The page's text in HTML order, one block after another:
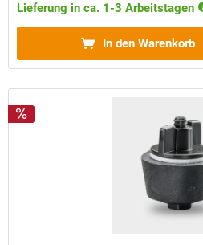
Lieferung in ca. 1-3 Arbeitstagen
In den Warenkorb